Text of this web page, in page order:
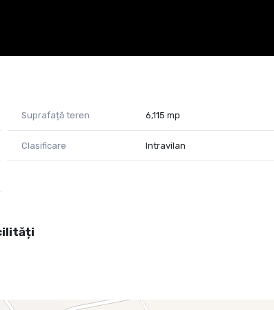
Suprafață teren 6,115 mp
Clasificare Intravilan